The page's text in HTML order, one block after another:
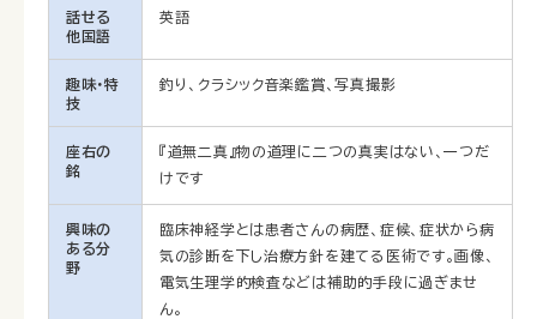
話せる
他国語
英語
趣味・特
技
釣り、クラシック音楽鑑賞、写真撮影
座右の
銘
『道無二真』物の道理に二つの真実はない、一つだ
けです
興味の
ある分
野
臨床神経学とは患者さんの病歴、症候、症状から病
気の診断を下し治療方針を建てる医術です。画像、
電気生理学的検査などは補助的手段に過ぎませ
ん。